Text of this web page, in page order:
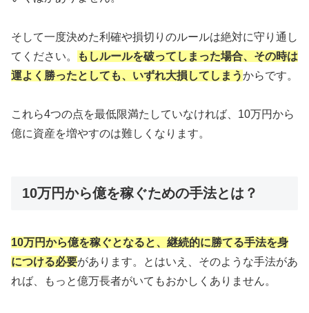
そして一度決めた利確や損切りのルールは絶対に守り通し
てください。
もしルールを破ってしまった場合、その時は
運よく勝ったとしても、いずれ大損してしまうからです。
これら4つの点を最低限満たしていなければ、10万円から
億に資産を増やすのは難しくなります。
10万円から億を稼ぐための手法とは？
10万円から億を稼ぐとなると、継続的に勝てる手法を身
につける必要があります。とはいえ、そのような手法があ
れば、もっと億万長者がいてもおかしくありません。